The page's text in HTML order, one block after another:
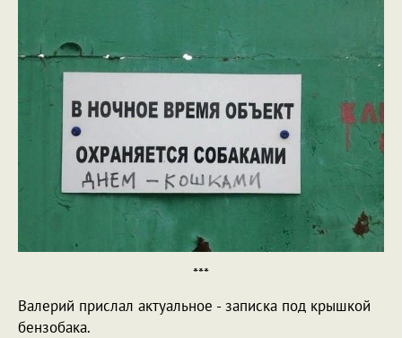
***
Валерий прислал актуальное - записка под крышкой
бензобака.